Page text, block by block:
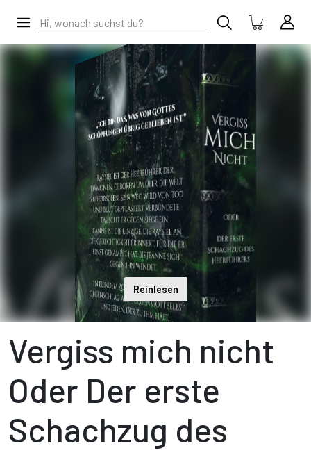
Reinlesen
Vergiss mich nicht
Oder Der erste
Schachzug des